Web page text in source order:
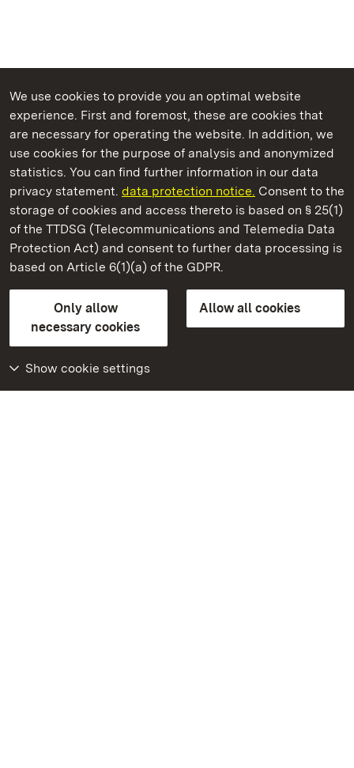
We use cookies to provide you an optimal website
experience. First and foremost, these are cookies that
are necessary for operating the website. In addition, we
use cookies for the purpose of analysis and anonymized
statistics. You can find further information in our data
privacy statement. data protection notice. Consent to the
storage of cookies and access thereto is based on § 25(1)
of the TTDSG (Telecommunications and Telemedia Data
Protection Act) and consent to further data processing is
based on Article 6(1)(a) of the GDPR.
Only allow
necessary cookies
Allow all cookies
Show cookie settings
State Palaces and Gardens of Baden-Wuerttemberg
Ludwigsburg Residential Palace
State Palaces and Gardens of Baden-Wuerttemberg
Contact usFAQMasthead
Declaration on barrier-free access
BITV-konform (geprüfte Seiten)